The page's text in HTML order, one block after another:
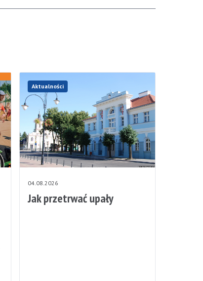
Aktualności
04.08.2026
Jak przetrwać upały